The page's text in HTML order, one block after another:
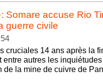
Somare accuse Rio
guerre civile
cruciales 14 ans après la
autres les
de la mine de cuivre de